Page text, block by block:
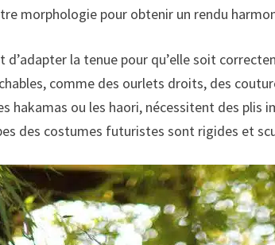
morphologie pour obtenir un rendu
d’adapter la tenue pour qu’elle soit
comme des ourlets droits, des
hakamas ou les haori, nécessitent des plis
des costumes futuristes sont rigides et